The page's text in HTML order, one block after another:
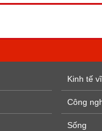
Kinh tế
Công
Sống